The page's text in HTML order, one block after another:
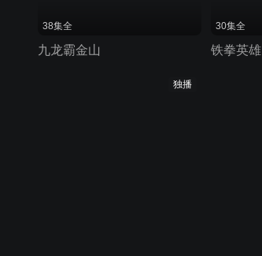
38集全
九龙霸金山
30集全
铁拳英雄
独播